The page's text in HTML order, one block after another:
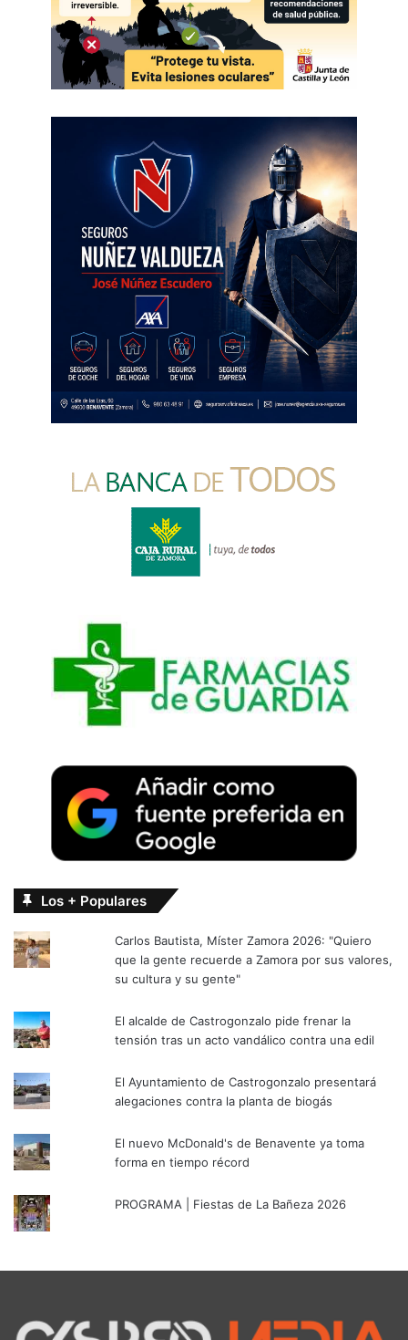
Los + Populares
Carlos Bautista, Míster Zamora 2026: "Quiero
que la gente recuerde a Zamora por sus valores,
su cultura y su gente"
El alcalde de Castrogonzalo pide frenar la
tensión tras un acto vandálico contra una edil
El Ayuntamiento de Castrogonzalo presentará
alegaciones contra la planta de biogás
El nuevo McDonald's de Benavente ya toma
forma en tiempo récord
PROGRAMA | Fiestas de La Bañeza 2026